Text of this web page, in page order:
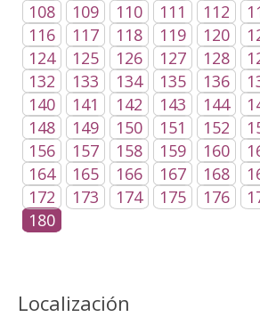
108
109 110 111 112
116
117 118 119 120
124
125 126 127 128
132
133 134 135 136
140
141 142 143 144
148
149 150 151 152
156
157 158 159 160
164
165 166 167 168
172
173 174 175 176
180
Localización